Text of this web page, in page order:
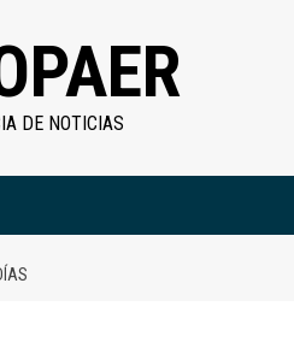
DE NOTICIAS